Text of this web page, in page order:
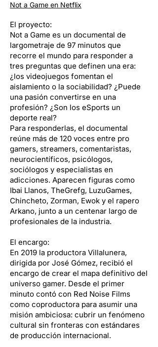
Not a Game en Netflix
El proyecto:
Not a Game es un documental de
largometraje de 97 minutos que
recorre el mundo para responder a
tres preguntas que definen una era:
¿los videojuegos fomentan el
aislamiento o la sociabilidad? ¿Puede
una pasión convertirse en una
profesión? ¿Son los eSports un
deporte real?
Para responderlas, el documental
reúne más de 120 voces entre pro
gamers, streamers, comentaristas,
neurocientíficos, psicólogos,
sociólogos y especialistas en
adicciones. Aparecen figuras como
Ibai Llanos, TheGrefg, LuzuGames,
Chincheto, Zorman, Ewok y el rapero
Arkano, junto a un centenar largo de
profesionales de la industria.
El encargo:
En 2019 la productora Villalunera,
dirigida por José Gómez, recibió el
encargo de crear el mapa definitivo del
universo gamer. Desde el primer
minuto contó con Red Noise Films
como coproductora para asumir una
misión ambiciosa: cubrir un fenómeno
cultural sin fronteras con estándares
de producción internacional.